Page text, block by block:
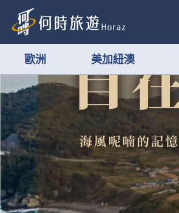
歐洲 美加紐澳